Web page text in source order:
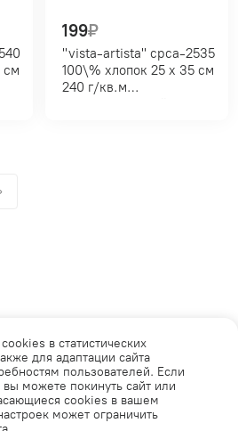
199₽
"vista-artista" cpca-2535
100\% хлопок 25 х 35 см
240 г/кв.м
Телеграм
ВКонтакте
в статистических
для адаптации сайта
пользователей. Если
можете покинуть сайт или
cookies в вашем
может ограничить